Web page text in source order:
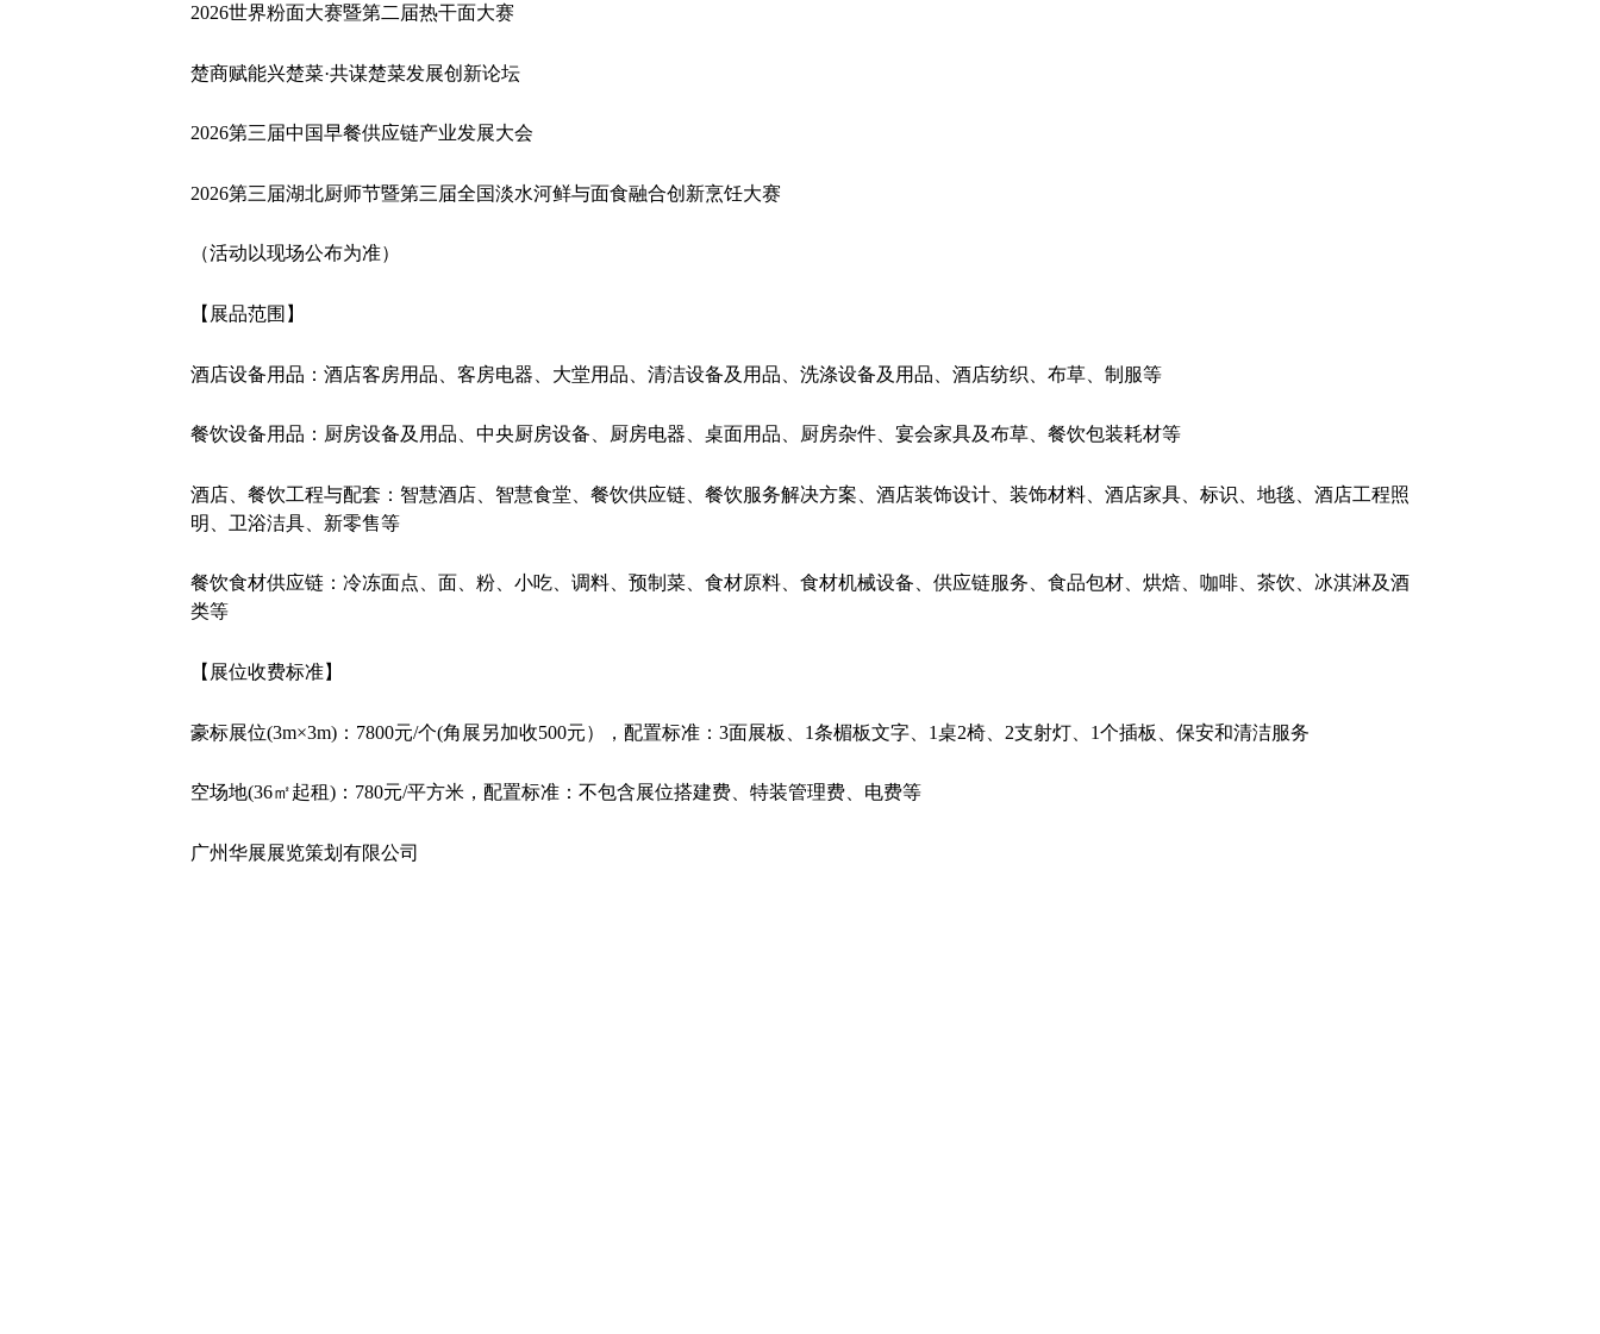
2026世界粉面大赛暨第二届热干面大赛
楚商赋能兴楚菜·共谋楚菜发展创新论坛
2026第三届中国早餐供应链产业发展大会
2026第三届湖北厨师节暨第三届全国淡水河鲜与面食融合创新烹饪大赛
（活动以现场公布为准）
【展品范围】
酒店设备用品：酒店客房用品、客房电器、大堂用品、清洁设备及用品、洗涤设备及用品、酒店纺织、布草、制服等
餐饮设备用品：厨房设备及用品、中央厨房设备、厨房电器、桌面用品、厨房杂件、宴会家具及布草、餐饮包装耗材等
酒店、餐饮工程与配套：智慧酒店、智慧食堂、餐饮供应链、餐饮服务解决方案、酒店装饰设计、装饰材料、酒店家具、标识、地毯、酒店工程照
明、卫浴洁具、新零售等
餐饮食材供应链：冷冻面点、面、粉、小吃、调料、预制菜、食材原料、食材机械设备、供应链服务、食品包材、烘焙、咖啡、茶饮、冰淇淋及酒
类等
【展位收费标准】
豪标展位(3m×3m)：7800元/个(角展另加收500元），配置标准：3面展板、1条楣板文字、1桌2椅、2支射灯、1个插板、保安和清洁服务
空场地(36㎡起租)：780元/平方米，配置标准：不包含展位搭建费、特装管理费、电费等
广州华展展览策划有限公司